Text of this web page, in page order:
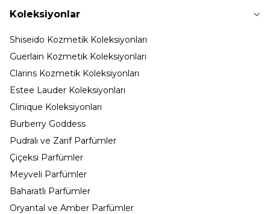
Koleksiyonlar
Shiseido Kozmetik Koleksiyonları
Guerlain Kozmetik Koleksiyonları
Clarins Kozmetik Koleksiyonları
Estee Lauder Koleksiyonları
Clinique Koleksiyonları
Burberry Goddess
Pudralı ve Zarif Parfümler
Çiçeksi Parfümler
Meyveli Parfümler
Baharatlı Parfümler
Oryantal ve Amber Parfümler